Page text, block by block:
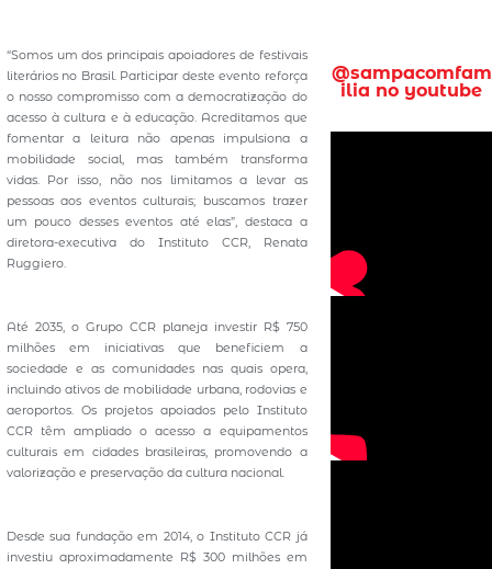
“Somos um dos principais apoiadores de festivais
literários no Brasil. Participar deste evento reforça
o nosso compromisso com a democratização do
acesso à cultura e à educação. Acreditamos que
fomentar a leitura não apenas impulsiona a
mobilidade social, mas também transforma
vidas. Por isso, não nos limitamos a levar as
pessoas aos eventos culturais; buscamos trazer
um pouco desses eventos até elas”, destaca a
diretora-executiva do Instituto CCR, Renata
Ruggiero.
Até 2035, o Grupo CCR planeja investir R$ 750
milhões em iniciativas que beneficiem a
sociedade e as comunidades nas quais opera,
incluindo ativos de mobilidade urbana, rodovias e
aeroportos. Os projetos apoiados pelo Instituto
CCR têm ampliado o acesso a equipamentos
culturais em cidades brasileiras, promovendo a
valorização e preservação da cultura nacional.
Desde sua fundação em 2014, o Instituto CCR já
investiu aproximadamente R$ 300 milhões em
@sampacomfam
ilia no youtube